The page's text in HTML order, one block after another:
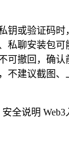
钥或验证码时
私聊安装包可
可撤回，确认
不建议截图、
安全说明 Web3